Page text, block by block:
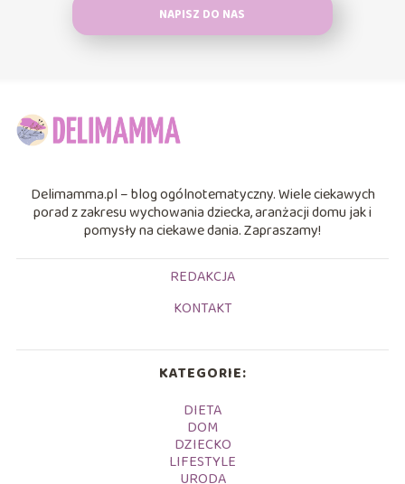
NAPISZ DO NAS
Delimamma.pl – blog ogólnotematyczny. Wiele ciekawych
porad z zakresu wychowania dziecka, aranżacji domu jak i
pomysły na ciekawe dania. Zapraszamy!
REDAKCJA
KONTAKT
KATEGORIE:
DIETA
DOM
DZIECKO
LIFESTYLE
URODA